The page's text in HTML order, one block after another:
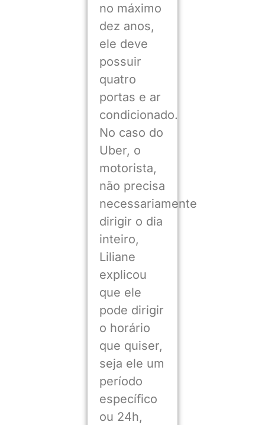
no máximo
dez anos,
ele deve
possuir
quatro
portas e ar
condicionado.
No caso do
Uber, o
motorista,
não precisa
necessariamente
dirigir o dia
inteiro,
Liliane
explicou
que ele
pode dirigir
o horário
que quiser,
seja ele um
período
específico
ou 24h,